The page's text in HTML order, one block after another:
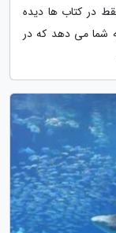
در کتاب ها دیده
شما می دهد که در